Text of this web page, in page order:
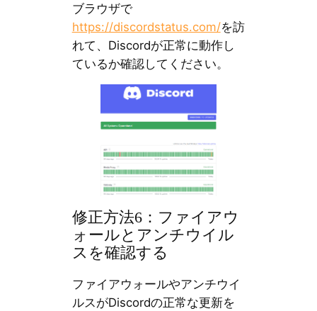
ブラウザで
https://discordstatus.com/を訪
れて、Discordが正常に動作し
ているか確認してください。
修正方法6：ファイアウ
ォールとアンチウイル
スを確認する
ファイアウォールやアンチウイ
ルスがDiscordの正常な更新を